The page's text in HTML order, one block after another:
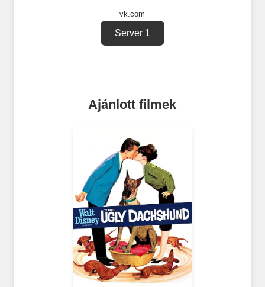
vk.com
Server 1
Ajánlott filmek